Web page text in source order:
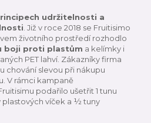
udržitelnosti a
. Již v roce 2018 se Fruitisimo
životního prostředí rozhodlo
boji proti plastům a kelímky i
PET lahví. Zákazníky firma
chování slevou při nákupu
V rámci kampaně
podařilo ušetřit 1 tunu
víček a ½ tuny